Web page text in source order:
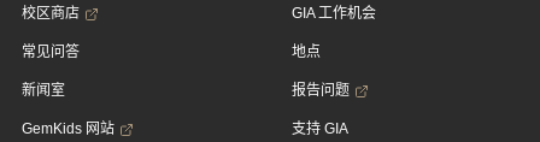
校区商店
常见问答
新闻室
GemKids 网站
GIA 工作机会
地点
报告问题
支持 GIA